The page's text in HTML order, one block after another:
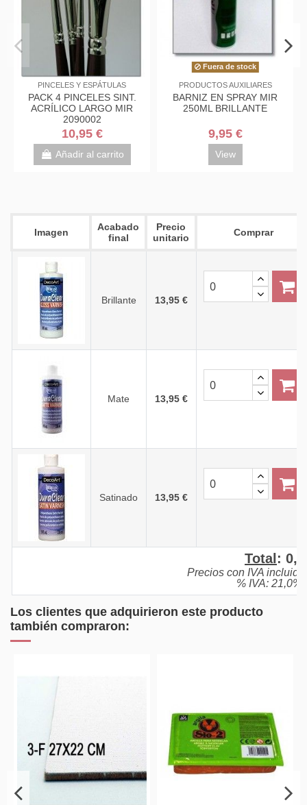
MIR
PINCELES Y ESPÁTULAS
PALETINA POLIESTER
TORAY MIR Nº40
Añadir al carrito
PEGAMENTOS,
Y PRODUCTOS DE
CERA SOLIDA
Imagen
Acabado
final
Precio
unitario
Comprar
Brillante 13,95 €
Mate 13,95 €
Satinado 13,95 €
Total: 0,0
Precios con IVA incluido
% IVA: 21,0%.
Los clientes que adquirieron este producto
también compraron: